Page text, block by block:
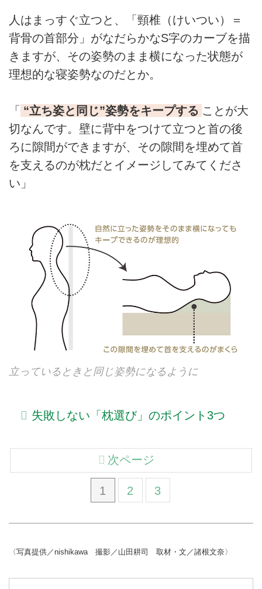
人はまっすぐ立つと、「頸椎（けいつい）＝
背骨の首部分」がなだらかなS字のカーブを描
きますが、その姿勢のまま横になった状態が
理想的な寝姿勢なのだとか。
「 “立ち姿と同じ”姿勢をキープする ことが大
切なんです。壁に背中をつけて立つと首の後
ろに隙間ができますが、その隙間を埋めて首
を支えるのが枕だとイメージしてみてくださ
い」
立っているときと同じ姿勢になるように
失敗しない「枕選び」のポイント3つ
1 2 3
次ページ
〈写真提供／nishikawa 撮影／山田耕司 取材・文／諸根文奈〉